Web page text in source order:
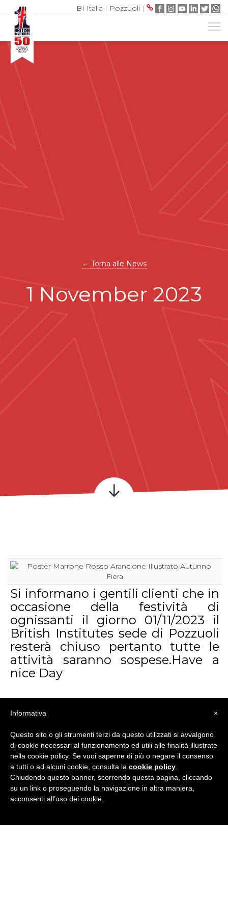
BI Italia | Pozzuoli |
← Torna alle News
1 November 2023
Si informano i gentili clienti che in
occasione della festività di
ognissanti il giorno 01/11/2023 il
British Institutes sede di Pozzuoli
resterà chiuso pertanto tutte le
attività saranno sospese.Have a
nice Day
CondividiFacebook
TwitterLinkedInPinterestTumblrEmailWhatsApp
×
Informativa
Questo sito o gli strumenti terzi da questo utilizzati si avvalgono
di cookie necessari al funzionamento ed utili alle finalità illustrate
nella cookie policy. Se vuoi saperne di più o negare il consenso
a tutti o ad alcuni cookie, consulta la cookie policy
Chiudendo questo banner, scorrendo questa pagina, cliccando
su un link o proseguendo la navigazione in altra maniera,
acconsenti all’uso dei cookie.